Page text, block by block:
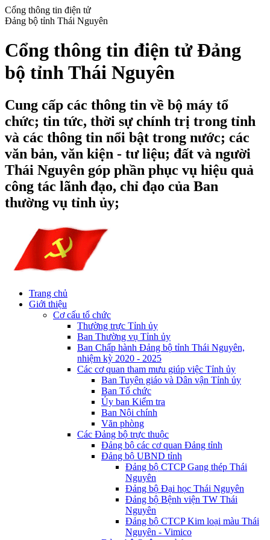
Cổng thông tin điện tử
Đảng bộ tỉnh Thái Nguyên
Cổng thông tin điện tử Đảng
bộ tỉnh Thái Nguyên
Cung cấp các thông tin về bộ máy tổ
chức; tin tức, thời sự chính trị trong tỉnh
và các thông tin nổi bật trong nước; các
văn bản, văn kiện - tư liệu; đất và người
Thái Nguyên góp phần phục vụ hiệu quả
công tác lãnh đạo, chỉ đạo của Ban
thường vụ tỉnh ủy;
Trang chủ
Giới thiệu
Cơ cấu tổ chức
Thường trực Tỉnh ủy
Ban Thường vụ Tỉnh ủy
Ban Chấp hành Đảng bộ tỉnh Thái Nguyên,
nhiệm kỳ 2020 - 2025
Các cơ quan tham mưu giúp việc Tỉnh ủy
Ban Tuyên giáo và Dân vận Tỉnh ủy
Ban Tổ chức
Ủy ban Kiểm tra
Ban Nội chính
Văn phòng
Các Đảng bộ trực thuộc
Đảng bộ các cơ quan Đảng tỉnh
Đảng bộ UBND tỉnh
Đảng bộ CTCP Gang thép Thái
Nguyên
Đảng bộ Đại học Thái Nguyên
Đảng bộ Bệnh viện TW Thái
Nguyên
Đảng bộ CTCP Kim loại màu Thái
Nguyên - Vimico